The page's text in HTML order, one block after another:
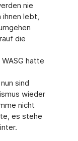
nie
ihnen lebt,
die
hatte
sind
wieder
nicht
es stehe